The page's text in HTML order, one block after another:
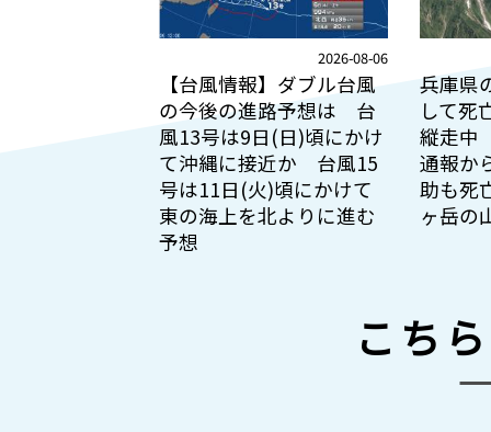
2026-08-06
【台風情報】ダブル台風
の今後の進路予想は 台
風13号は9日(日)頃にかけ
て沖縄に接近か 台風15
号は11日(火)頃にかけて
東の海上を北よりに進む
予想
兵庫県
して
縦走中
通報か
助も死
ヶ岳の
こち